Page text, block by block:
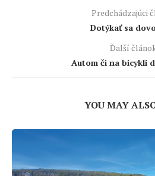
Predchádzajúci
Dotýkať sa
Ďalší
Autom či na bicykli
YOU MAY